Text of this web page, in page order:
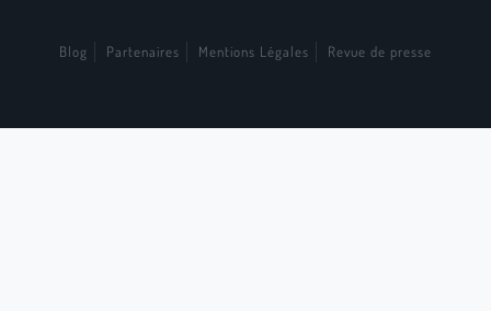
Blog Partenaires Mentions Légales Revue de presse